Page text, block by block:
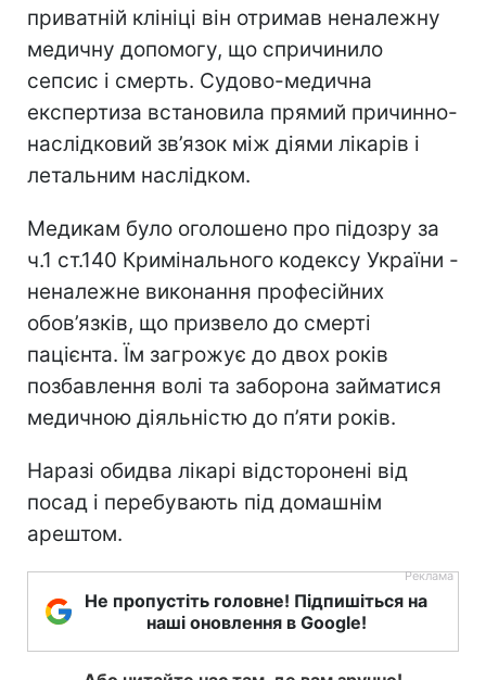
приватній клініці він отримав неналежну
медичну допомогу, що спричинило
сепсис і смерть. Судово-медична
експертиза встановила прямий причинно-
наслідковий зв’язок між діями лікарів і
летальним наслідком.
Медикам було оголошено про підозру за
ч.1 ст.140 Кримінального кодексу України -
неналежне виконання професійних
обов’язків, що призвело до смерті
пацієнта. Їм загрожує до двох років
позбавлення волі та заборона займатися
медичною діяльністю до п’яти років.
Наразі обидва лікарі відсторонені від
посад і перебувають під домашнім
арештом.
Не пропустіть головне! Підпишіться на
наші оновлення в Google!